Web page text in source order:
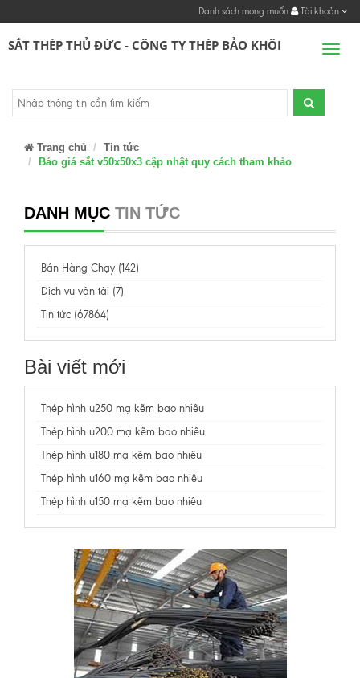
Danh sách mong muốn Tài khoản
SẮT THÉP THỦ ĐỨC - CÔNG TY THÉP BẢO KHÔI
Trang chủ
Tin tức
Báo giá sắt v50x50x3 cập nhật quy cách tham khảo
DANH MỤC TIN TỨC
Bán Hàng Chạy (142)
Dịch vụ vận tải (7)
Tin tức (67864)
Bài viết mới
Thép hình u250 mạ kẽm bao nhiêu
Thép hình u200 mạ kẽm bao nhiêu
Thép hình u180 mạ kẽm bao nhiêu
Thép hình u160 mạ kẽm bao nhiêu
Thép hình u150 mạ kẽm bao nhiêu